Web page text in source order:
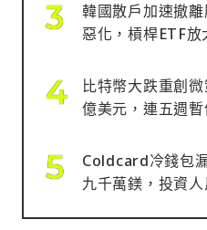
韓國散戶加速撤
惡化，槓桿ETF放
比特幣大跌重創
億美元，連五週
Coldcard冷錢包
九千萬鎂，投資